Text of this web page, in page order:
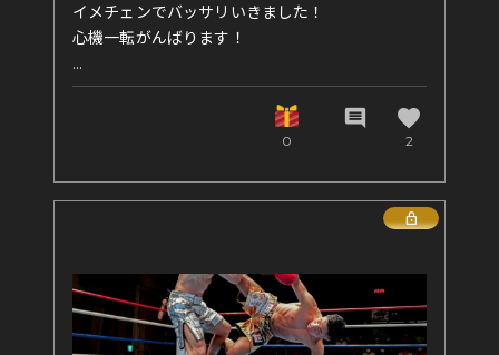
イメチェンでバッサリいきました！
心機一転がんばります！
そしてお互いのお土産交換ｗ
0
comment favorite
2
Lock